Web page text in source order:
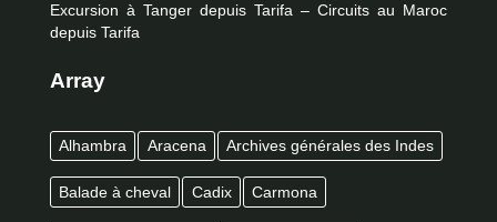
Excursion à Tanger depuis Tarifa – Circuits au Maroc
depuis Tarifa
Array
Alhambra Aracena Archives générales des Indes
Balade à cheval Cadix Carmona